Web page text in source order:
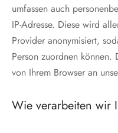
umfassen auch
IP-Adresse. Diese wird
Provider anonymisiert,
Person zuordnen können.
von Ihrem Browser an
Wie verarbeiten wir